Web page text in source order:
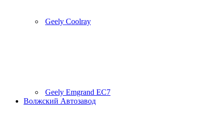
Geely Coolray
Geely Emgrand EC7
Волжский Автозавод